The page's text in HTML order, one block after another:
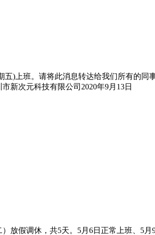
)上班。请将此消息转达给我们所有的
新次元科技有限公司2020年9月13日
放假调休，共5天。5月6日正常上班、5